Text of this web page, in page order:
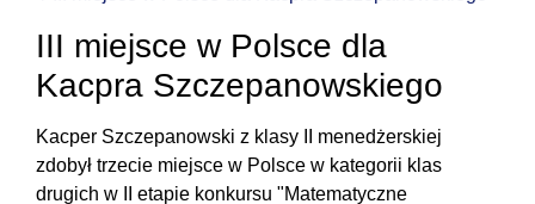
III miejsce w Polsce dla
Kacpra Szczepanowskiego
Kacper Szczepanowski z klasy II menedżerskiej
zdobył trzecie miejsce w Polsce w kategorii klas
drugich w II etapie konkursu "Matematyczne